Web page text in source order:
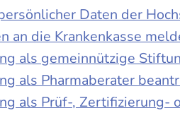
Daten der
an die Krankenkasse
als gemeinnützige
als Pharmaberater
als Prüf-, Zertifizierung-